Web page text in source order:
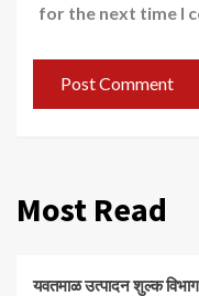
for the next time I
Most Read
यवतमाळ उत्पादन शुल्क